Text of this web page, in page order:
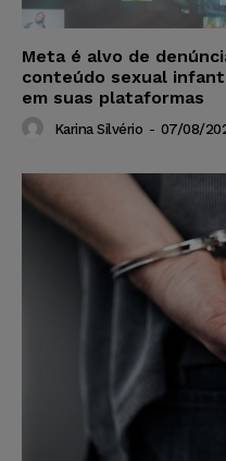
Meta é alvo de
conteúdo sexual
em suas plataformas
Karina Silvério - 07/08/